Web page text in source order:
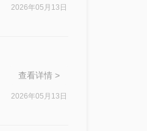
2026年05月13日
查看详情 >
2026年05月13日